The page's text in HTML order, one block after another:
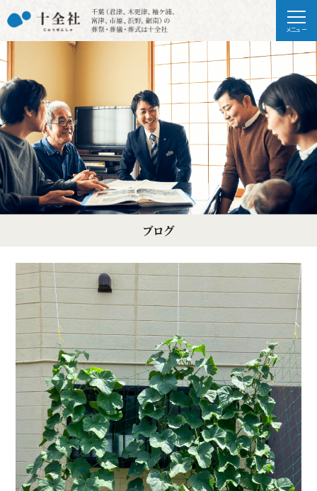
メニュー
ブログ